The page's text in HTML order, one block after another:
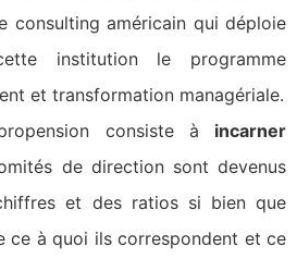
consulting américain qui déploie
institution le programme
et transformation managériale.
consiste à incarner
de direction sont devenus
et des ratios si bien que
ce à quoi ils correspondent et ce